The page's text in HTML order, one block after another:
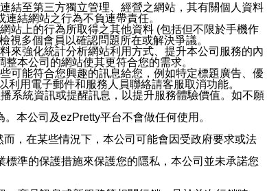
結至第三方獨立管理、經營之網站，其有關個人資料
結網站之行為不負連帶責任。
站上的行為所取得之其他資料 (包括但不限於手機作
多個會員以確認問題所在或解決爭議。
來強化統計分析網站利用方式、提升本公司服務的內
本公司的網站使其更符合您的需求。
可能符合您興趣的訊息給您，例如特定標題廣告、優
用電子郵件和服務人員聯絡請客服取消功能。
系統資訊或提醒訊息，以提升服務體驗價值。如不願
本公司及ezPretty平台不會做任何使用。
，在某些情況下，本公司可能會因受政府要求或法
準的保護措施來保護您的隱私，本公司並未承諾您